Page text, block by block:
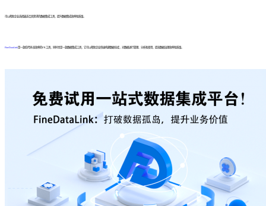
可以帮助企业选择最适合其需求的数据集成工具，提升数据集成效率和质量。
FineDataLink是一款低代码/高效率的ETL工具，同时也是一款数据集成工具，它可以帮助企业快速构建数据仓库，对数据进行管理、分析和使用，提高数据治理效率和质量。